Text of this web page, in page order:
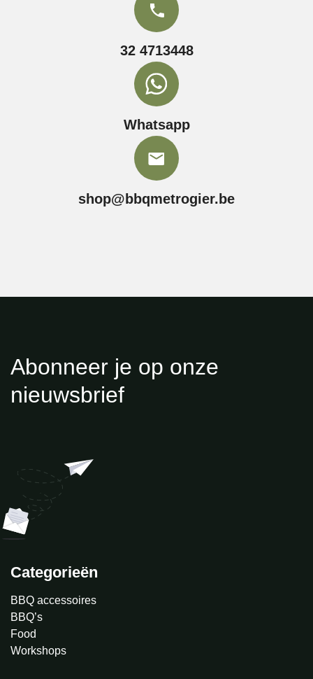
32 4713448
Whatsapp
shop@bbqmetrogier.be
Abonneer je op onze
nieuwsbrief
Categorieën
BBQ accessoires
BBQ’s
Food
Workshops